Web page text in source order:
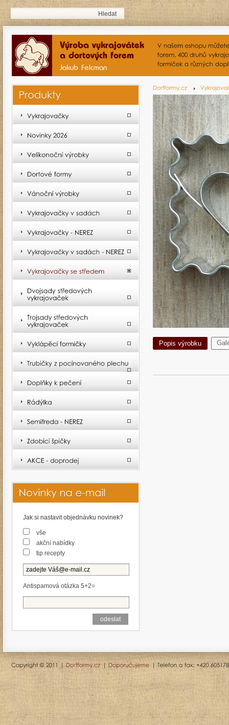
Popis výrobku
Jak si nastavit objednávku novinek?
vše
akční nabídky
tip recepty
Antispamová otázka 5+2=